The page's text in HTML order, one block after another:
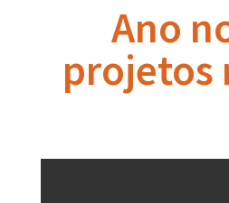
Ano
projetos